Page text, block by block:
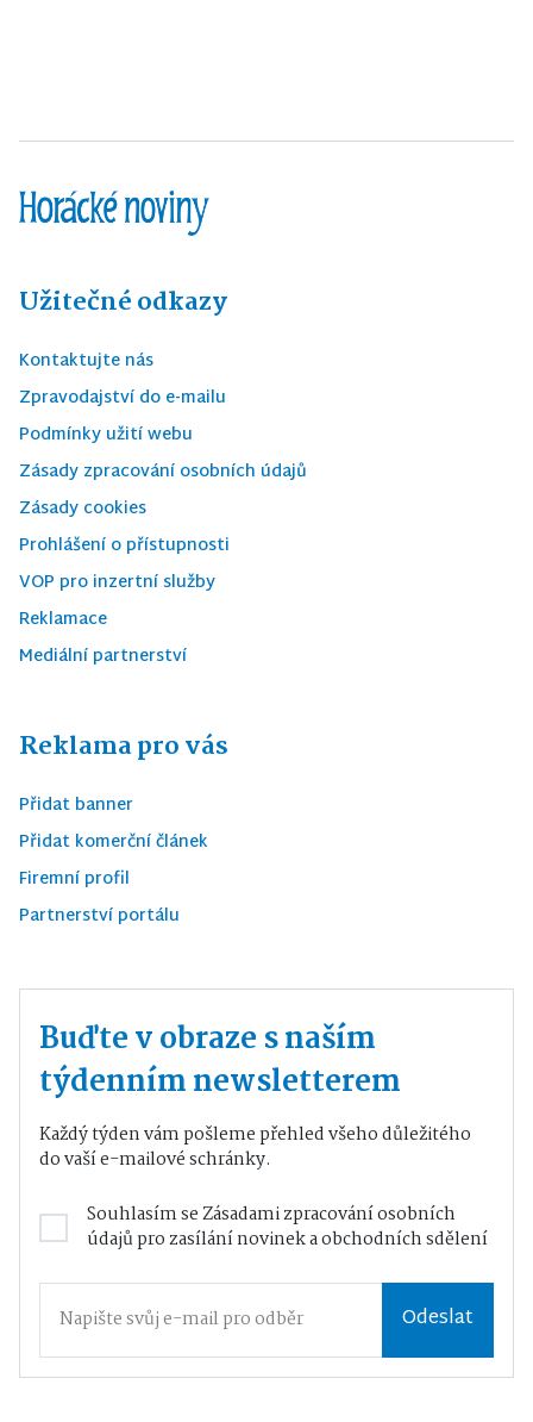
Užitečné odkazy
Kontaktujte nás
Zpravodajství do e-mailu
Podmínky užití webu
Zásady zpracování osobních údajů
Zásady cookies
Prohlášení o přístupnosti
VOP pro inzertní služby
Reklamace
Mediální partnerství
Reklama pro vás
Přidat banner
Přidat komerční článek
Firemní profil
Partnerství portálu
Buďte v obraze s naším
týdenním newsletterem
Každý týden vám pošleme přehled všeho důležitého
do vaší e-mailové schránky.
Souhlasím seZásadami zpracování osobních
údajůpro zasílání novinek a obchodních sdělení
Odeslat